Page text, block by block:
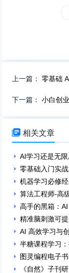
上一篇：零基础 AN
下一篇：小白创
 相关文章
AI学习还是无
零基础入门实
机器学习必修
算法工程师-高
高手的黑箱：
精准脑刺激可
AI 高效学习与
半糖课程学习
图灵编程电子
《自然》子刊